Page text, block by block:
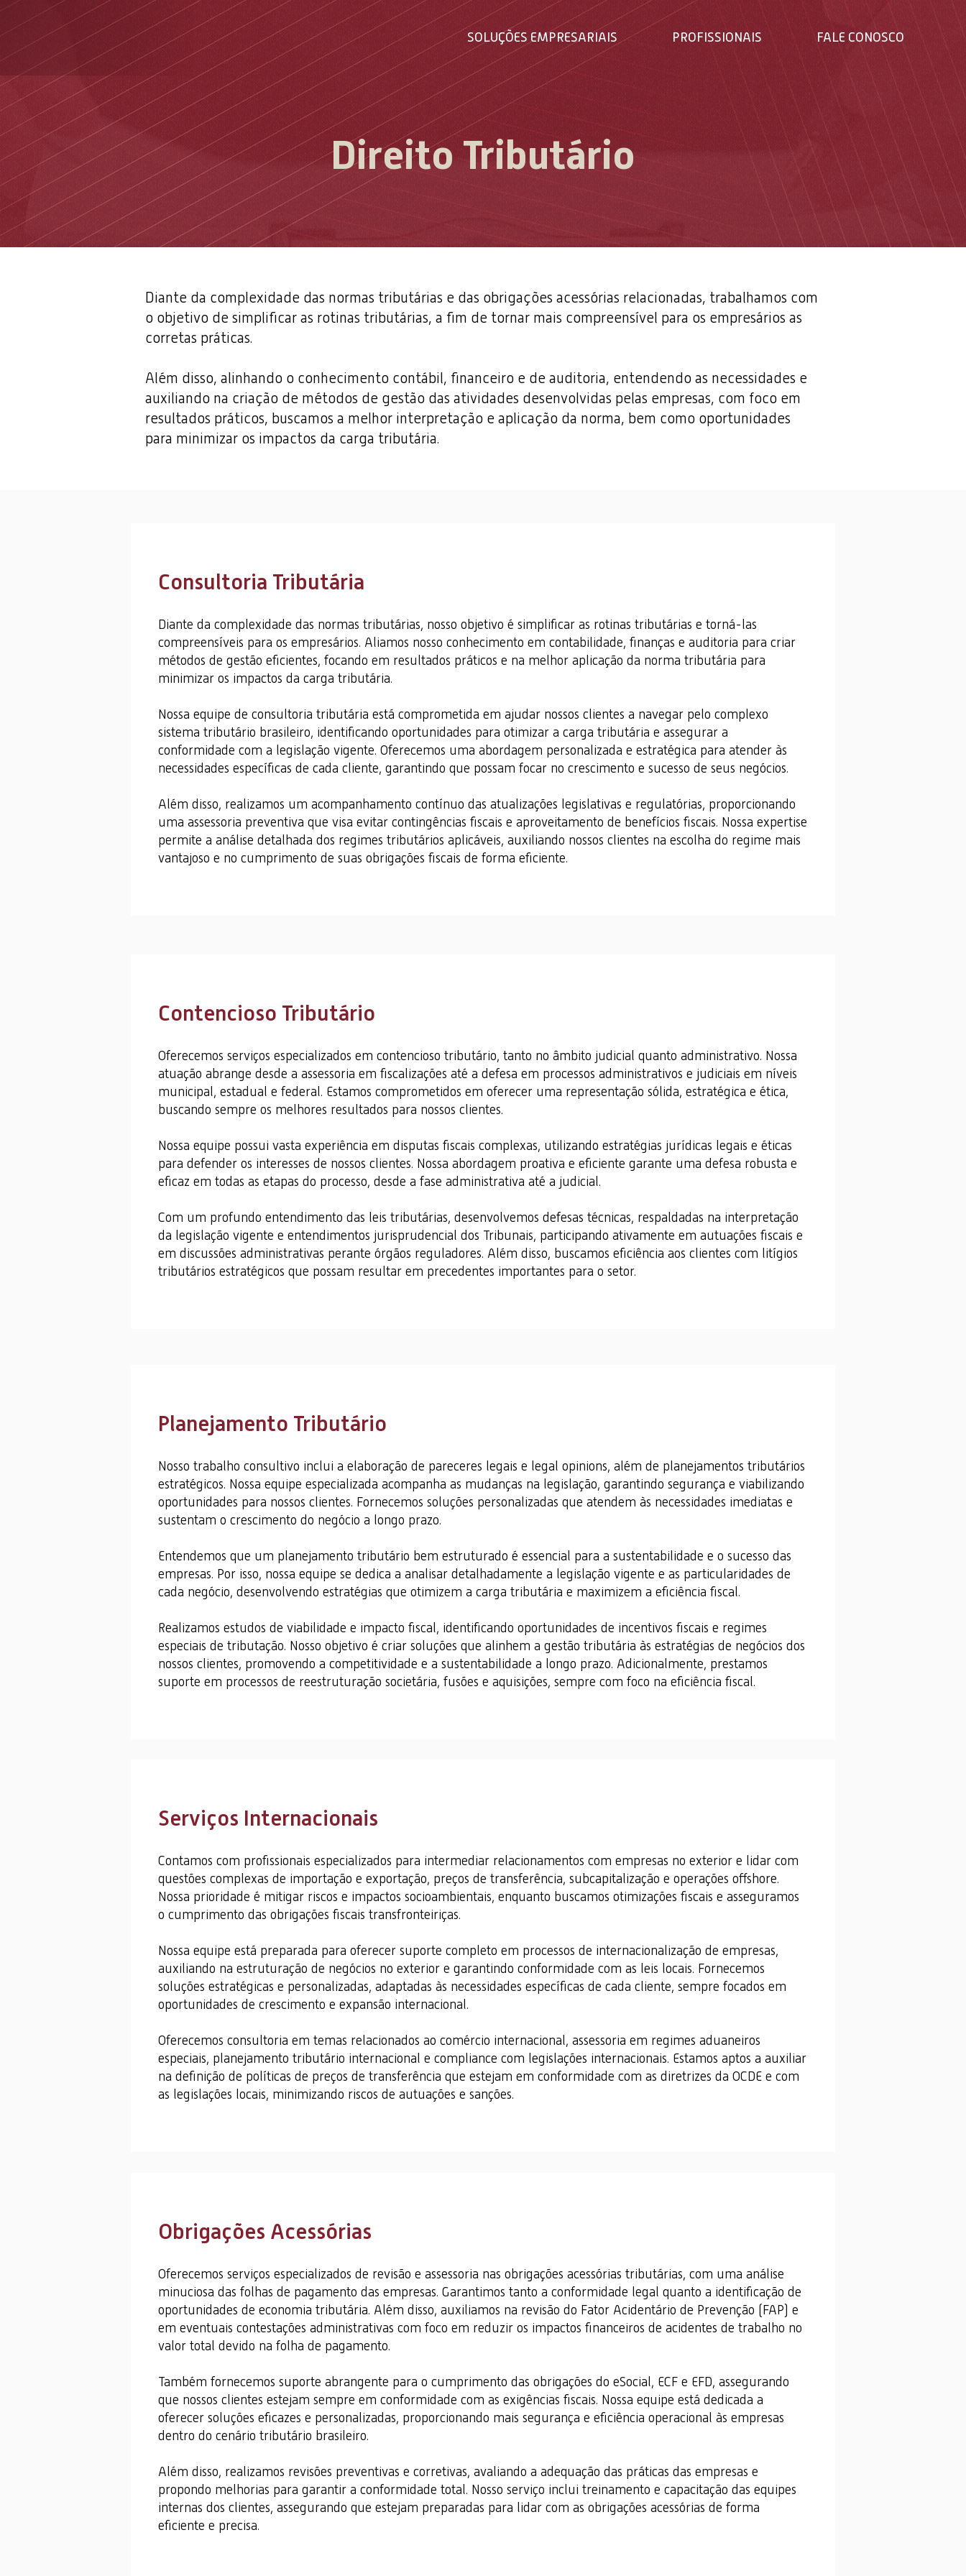
SOLUÇÕES EMPRESARIAIS PROFISSIONAIS FALE CONOSCO
Direito Tributário
Diante da complexidade das normas tributárias e das obrigações acessórias relacionadas, trabalhamos com
o objetivo de simplificar as rotinas tributárias, a fim de tornar mais compreensível para os empresários as
corretas práticas.
Além disso, alinhando o conhecimento contábil, financeiro e de auditoria, entendendo as necessidades e
auxiliando na criação de métodos de gestão das atividades desenvolvidas pelas empresas, com foco em
resultados práticos, buscamos a melhor interpretação e aplicação da norma, bem como oportunidades
para minimizar os impactos da carga tributária.
Consultoria Tributária
Diante da complexidade das normas tributárias, nosso objetivo é simplificar as rotinas tributárias e torná-las
compreensíveis para os empresários. Aliamos nosso conhecimento em contabilidade, finanças e auditoria para criar
métodos de gestão eficientes, focando em resultados práticos e na melhor aplicação da norma tributária para
minimizar os impactos da carga tributária.
Nossa equipe de consultoria tributária está comprometida em ajudar nossos clientes a navegar pelo complexo
sistema tributário brasileiro, identificando oportunidades para otimizar a carga tributária e assegurar a
conformidade com a legislação vigente. Oferecemos uma abordagem personalizada e estratégica para atender às
necessidades específicas de cada cliente, garantindo que possam focar no crescimento e sucesso de seus negócios.
Além disso, realizamos um acompanhamento contínuo das atualizações legislativas e regulatórias, proporcionando
uma assessoria preventiva que visa evitar contingências fiscais e aproveitamento de benefícios fiscais. Nossa expertise
permite a análise detalhada dos regimes tributários aplicáveis, auxiliando nossos clientes na escolha do regime mais
vantajoso e no cumprimento de suas obrigações fiscais de forma eficiente.
Contencioso Tributário
Oferecemos serviços especializados em contencioso tributário, tanto no âmbito judicial quanto administrativo. Nossa
atuação abrange desde a assessoria em fiscalizações até a defesa em processos administrativos e judiciais em níveis
municipal, estadual e federal. Estamos comprometidos em oferecer uma representação sólida, estratégica e ética,
buscando sempre os melhores resultados para nossos clientes.
Nossa equipe possui vasta experiência em disputas fiscais complexas, utilizando estratégias jurídicas legais e éticas
para defender os interesses de nossos clientes. Nossa abordagem proativa e eficiente garante uma defesa robusta e
eficaz em todas as etapas do processo, desde a fase administrativa até a judicial.
Com um profundo entendimento das leis tributárias, desenvolvemos defesas técnicas, respaldadas na interpretação
da legislação vigente e entendimentos jurisprudencial dos Tribunais, participando ativamente em autuações fiscais e
em discussões administrativas perante órgãos reguladores. Além disso, buscamos eficiência aos clientes com litígios
tributários estratégicos que possam resultar em precedentes importantes para o setor.
Planejamento Tributário
Nosso trabalho consultivo inclui a elaboração de pareceres legais e legal opinions, além de planejamentos tributários
estratégicos. Nossa equipe especializada acompanha as mudanças na legislação, garantindo segurança e viabilizando
oportunidades para nossos clientes. Fornecemos soluções personalizadas que atendem às necessidades imediatas e
sustentam o crescimento do negócio a longo prazo.
Entendemos que um planejamento tributário bem estruturado é essencial para a sustentabilidade e o sucesso das
empresas. Por isso, nossa equipe se dedica a analisar detalhadamente a legislação vigente e as particularidades de
cada negócio, desenvolvendo estratégias que otimizem a carga tributária e maximizem a eficiência fiscal.
Realizamos estudos de viabilidade e impacto fiscal, identificando oportunidades de incentivos fiscais e regimes
especiais de tributação. Nosso objetivo é criar soluções que alinhem a gestão tributária às estratégias de negócios dos
nossos clientes, promovendo a competitividade e a sustentabilidade a longo prazo. Adicionalmente, prestamos
suporte em processos de reestruturação societária, fusões e aquisições, sempre com foco na eficiência fiscal.
Serviços Internacionais
Contamos com profissionais especializados para intermediar relacionamentos com empresas no exterior e lidar com
questões complexas de importação e exportação, preços de transferência, subcapitalização e operações offshore.
Nossa prioridade é mitigar riscos e impactos socioambientais, enquanto buscamos otimizações fiscais e asseguramos
o cumprimento das obrigações fiscais transfronteiriças.
Nossa equipe está preparada para oferecer suporte completo em processos de internacionalização de empresas,
auxiliando na estruturação de negócios no exterior e garantindo conformidade com as leis locais. Fornecemos
soluções estratégicas e personalizadas, adaptadas às necessidades específicas de cada cliente, sempre focados em
oportunidades de crescimento e expansão internacional.
Oferecemos consultoria em temas relacionados ao comércio internacional, assessoria em regimes aduaneiros
especiais, planejamento tributário internacional e compliance com legislações internacionais. Estamos aptos a auxiliar
na definição de políticas de preços de transferência que estejam em conformidade com as diretrizes da OCDE e com
as legislações locais, minimizando riscos de autuações e sanções.
Obrigações Acessórias
Oferecemos serviços especializados de revisão e assessoria nas obrigações acessórias tributárias, com uma análise
minuciosa das folhas de pagamento das empresas. Garantimos tanto a conformidade legal quanto a identificação de
oportunidades de economia tributária. Além disso, auxiliamos na revisão do Fator Acidentário de Prevenção (FAP) e
em eventuais contestações administrativas com foco em reduzir os impactos financeiros de acidentes de trabalho no
valor total devido na folha de pagamento.
Também fornecemos suporte abrangente para o cumprimento das obrigações do eSocial, ECF e EFD, assegurando
que nossos clientes estejam sempre em conformidade com as exigências fiscais. Nossa equipe está dedicada a
oferecer soluções eficazes e personalizadas, proporcionando mais segurança e eficiência operacional às empresas
dentro do cenário tributário brasileiro.
Além disso, realizamos revisões preventivas e corretivas, avaliando a adequação das práticas das empresas e
propondo melhorias para garantir a conformidade total. Nosso serviço inclui treinamento e capacitação das equipes
internas dos clientes, assegurando que estejam preparadas para lidar com as obrigações acessórias de forma
eficiente e precisa.